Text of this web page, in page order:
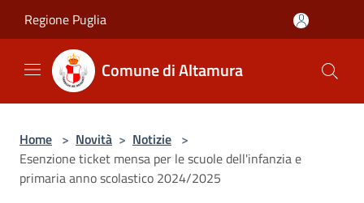
Regione Puglia
Comune di Altamura
Home > Novità > Notizie >
Esenzione ticket mensa per le scuole dell'infanzia e
primaria anno scolastico 2024/2025